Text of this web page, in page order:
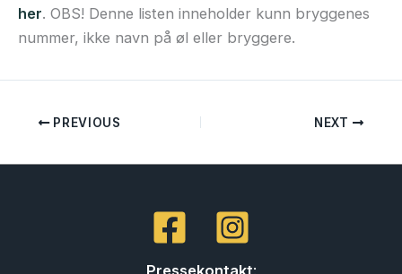
her. OBS! Denne listen inneholder kunn bryggenes
nummer, ikke navn på øl eller bryggere.
PREVIOUS NEXT
Pressekontakt: